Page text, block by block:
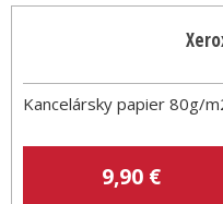
Kancelársky papier 80g/
9,90 €